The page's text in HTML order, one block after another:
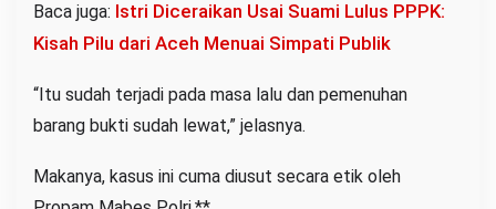
Baca juga: Istri Diceraikan Usai Suami Lulus PPPK:
Kisah Pilu dari Aceh Menuai Simpati Publik
“Itu sudah terjadi pada masa lalu dan pemenuhan
barang bukti sudah lewat,” jelasnya.
Makanya, kasus ini cuma diusut secara etik oleh